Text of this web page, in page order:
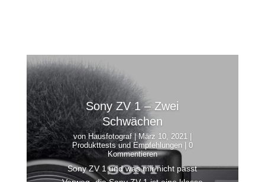
Sony ZV 1 – Zwei
Schwächen
von Hausfotograf|März 10, 2021|
Produkttests und Empfehlungen| 0
Kommentieren
Sony ZV 1 und was mir nicht passt